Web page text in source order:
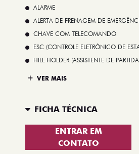
ALARME
ALERTA DE FRENAGEM DE
CHAVE COM TELECOMANDO
ESC (CONTROLE ELETRÔNICO DE
HILL HOLDER (ASSISTENTE DE
VER MAIS
FICHA TÉCNICA
ENTRAR EM
CONTATO